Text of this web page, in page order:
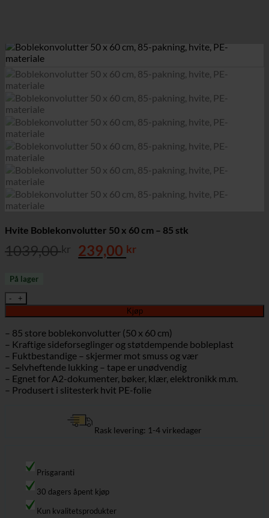
Hvite Boblekonvolutter 50 x 60 cm – 85 stk
1039,00kr
Opprinnelig
pris
239,00 krNåværende
På lager
Hvite Boblekonvolutter 50 x 60 cm – 85 stk antall
Kjøp
– 85 store boblekonvolutter (50 x 60 cm)
– Kraftige sideforseglinger og støtdempende bobleplast
– Fuktbestandige – skjermer mot smuss og vær
– Selvheftende lukking – tape er unødvendig
– Egnet for A2-dokumenter, bøker, klær, elektronikk m.m.
– Produsert i slitesterk hvit PE-folie
Rask levering: 1-4 virkedager
Prisgaranti
30 dagers åpent kjøp
Kun kvalitetsprodukter